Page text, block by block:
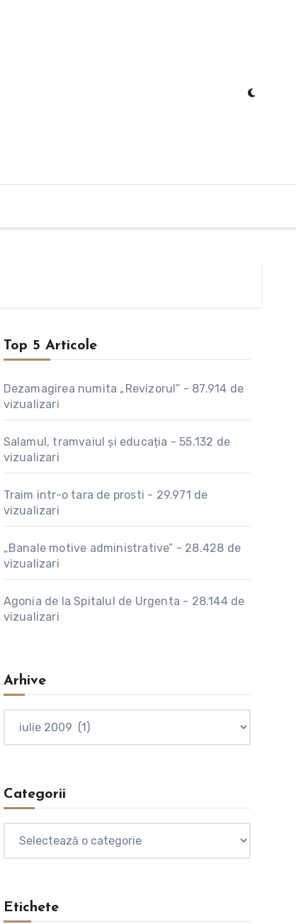
Top 5 Articole
Dezamagirea numita „Revizorul” - 87.914 de
vizualizari
Salamul, tramvaiul și educația -55.132 de
vizualizari
Traim intr-o tara de prosti - 29.971 de
vizualizari
„Banale motive administrative” - 28.428 de
vizualizari
Agonia de la Spitalul de Urgenta - 28.144 de
vizualizari
Arhive
Categorii
Etichete